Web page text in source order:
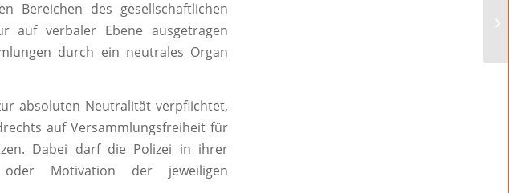
Bereichen des gesellschaftlichen
auf verbaler Ebene ausgetragen
durch ein neutrales Organ
absoluten Neutralität verpflichtet,
auf Versammlungsfreiheit für
Dabei darf die Polizei in ihrer
Motivation der jeweiligen